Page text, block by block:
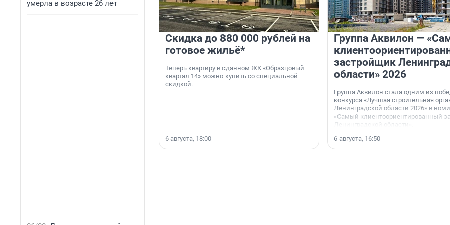
умерла в возрасте 26 лет
Скидка до 880 000 рублей на
готовое жильё*
Теперь квартиру в сданном ЖК «Образцовый
квартал 14» можно купить со специальной
скидкой.
6 августа, 18:00
Группа Аквилон —
застройщик
области» 2026
Группа Аквилон стала одним из
конкурса «Лучшая строительная
Ленинградской области 2026» в
«Самый клиентоориентированный
Ленинградской области».
6 августа, 16:50